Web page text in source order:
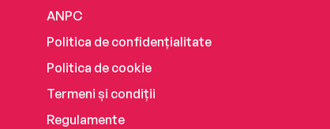
ANPC
Politica de confidențialitate
Politica de cookie
Termeni și condiții
Regulamente